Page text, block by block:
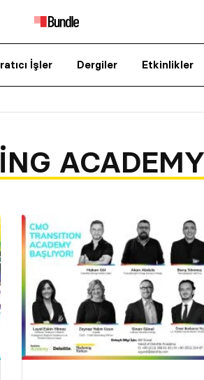
İşler Dergiler Etkinlikler
ACADEMY